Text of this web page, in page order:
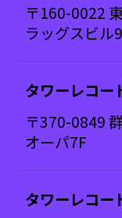
〒160-0022
ラッグスビル
タワーレコー
〒370-0849
オーパ7F
タワーレコー